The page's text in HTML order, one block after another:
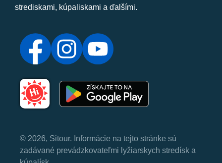
strediskami, kúpaliskami a ďalšími.
© 2026, Sitour. Informácie na tejto stránke sú
zadávané prevádzkovateľmi lyžiarskych stredísk a